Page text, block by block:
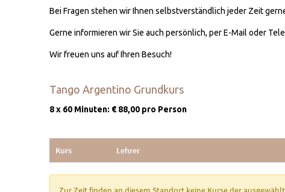
Bei Fragen stehen wir Ihnen selbstverständlich jeder Zeit
Gerne informieren wir Sie auch persönlich, per E-Mail oder
Wir freuen uns auf Ihren Besuch!
Tango Argentino Grundkurs
8 x 60 Minuten: € 88,00 pro Person